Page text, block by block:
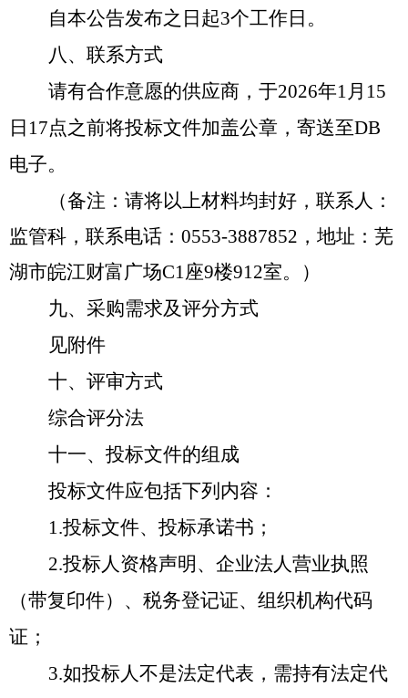
自本公告发布之日起3个工作日。
八、联系方式
请有合作意愿的供应商，于2026年1月 15
日 17点之前将投标文件加盖公章，寄送至DB
电子。
（备注：请将以上材料均封好，联系人：
监管科，联系电话： 0553-3887852 ， 地址：芜
湖市皖江财富广场C1座9楼912室。）
九、采购需求及评分方式
见附件
十、评审方式
综合评分法
十一、投标文件的组成
投标文件应包括下列内容：
1.投标文件、投标承诺书；
2.投标人资格声明、企业法人营业执照
（带复印件）、税务登记证、组织机构代码
证；
3.如投标人不是法定代表，需持有法定代